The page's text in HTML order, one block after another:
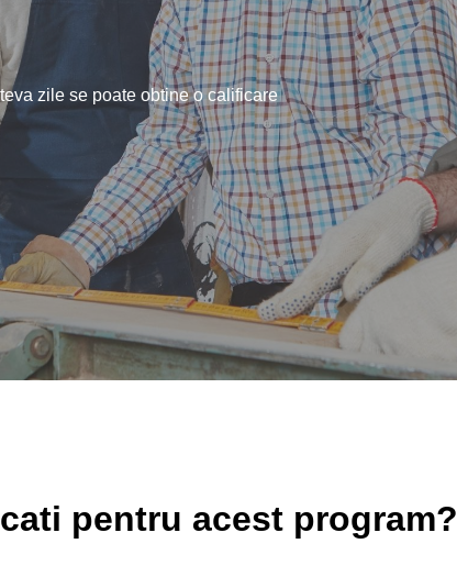
zile se poate obtine o calificare
pentru acest program?